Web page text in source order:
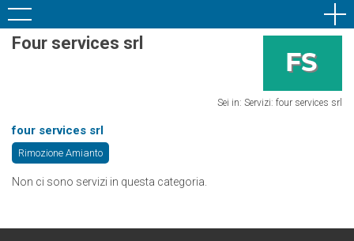
Four services srl
Sei in: Servizi: four services srl
four services srl
Rimozione Amianto
Non ci sono servizi in questa categoria.